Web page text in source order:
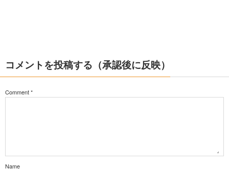
コメントを投稿する（承認後に反映）
Comment*
Name